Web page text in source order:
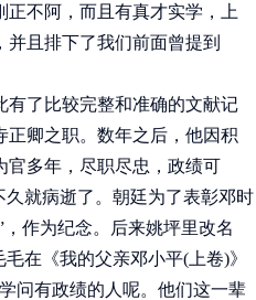
正不阿，而且有真才实学，上
且排下了我们前面曾提到
了比较完整和准确的文献记
卿之职。数年之后，他因积
官多年，尽职尽忠，政绩可
就病逝了。朝廷为了表彰邓时
作为纪念。后来姚坪里改名
在《我的父亲邓小平(上卷)》
问有政绩的人呢。他们这一辈